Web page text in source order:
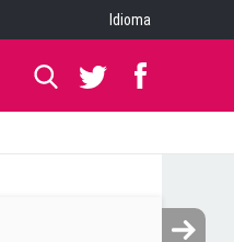
Idioma